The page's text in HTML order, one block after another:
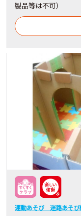
製品等は不可）
運動あそび 迷路あそび